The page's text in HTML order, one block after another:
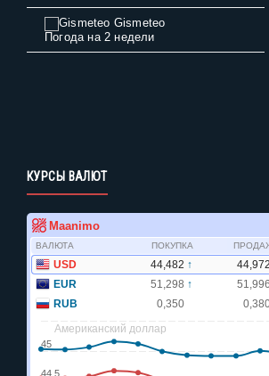
Gismeteo
Погода на 2 недели
КУРСЫ ВАЛЮТ